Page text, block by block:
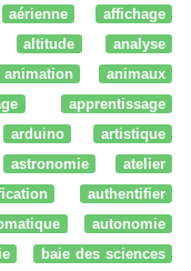
aérienne
affichage
altitude
analyse
animation
animaux
apprentissage
arduino
artistique
astronomie
atelier
authentifier
autonomie
baie des sciences